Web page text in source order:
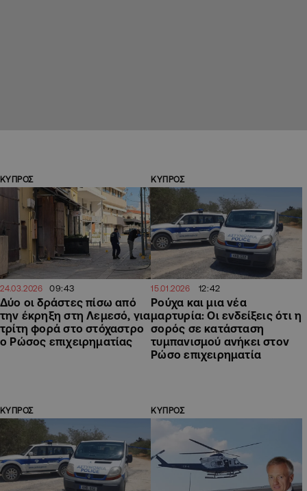
ΚΥΠΡΟΣ
24.03.2026 09:43
Δύο οι δράστες πίσω από
την έκρηξη στη Λεμεσό, για
τρίτη φορά στο στόχαστρο
ο Ρώσος επιχειρηματίας
ΚΥΠΡΟΣ
15.01.2026 12:42
Ρούχα και μια νέα
μαρτυρία: Οι ενδείξεις ότι η
σορός σε κατάσταση
τυμπανισμού ανήκει στον
Ρώσο επιχειρηματία
ΚΥΠΡΟΣ ΚΥΠΡΟΣ